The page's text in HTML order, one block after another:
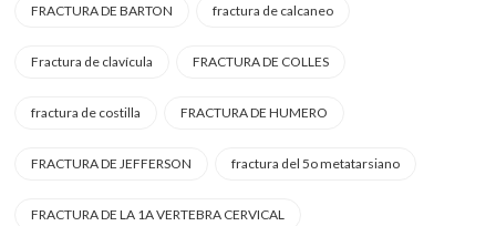
FRACTURA DE BARTON fractura de calcaneo
Fractura de clavícula FRACTURA DE COLLES
fractura de costilla FRACTURA DE HUMERO
FRACTURA DE JEFFERSON fractura del 5o metatarsiano
FRACTURA DE LA 1A VERTEBRA CERVICAL